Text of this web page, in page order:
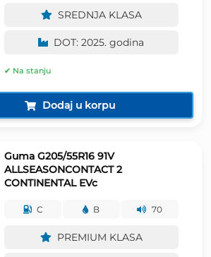
KM.
SREDNJA KLASA
DOT: 2025. godina
✔ Na stanju
Dodaj u korpu
Guma G205/55R16 91V
ALLSEASONCONTACT 2
CONTINENTAL EVc
C B 70
PREMIUM KLASA